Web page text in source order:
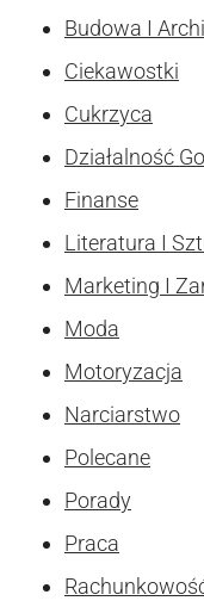
Budowa I
Ciekawostki
Cukrzyca
Działalność
Finanse
Literatura I
Marketing I
Moda
Motoryzacja
Narciarstwo
Polecane
Porady
Praca